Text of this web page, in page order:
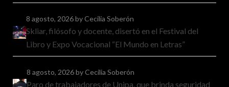
8 agosto, 2026by Cecilia Soberón
Skliar, filósofo y docente, disertó en el Festival del
Libro y Expo Vocacional “El Mundo en Letras”
8 agosto, 2026by Cecilia Soberón
Paro de trabajadores de Unipa, que brinda seguridad